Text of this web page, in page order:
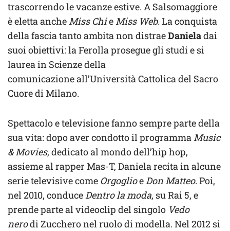
trascorrendo le vacanze estive. A Salsomaggiore
è eletta anche Miss Chie Miss Web.La conquista
della fascia tanto ambita non distraeDanieladai
suoi obiettivi: la Ferolla prosegue gli studi e si
laurea in Scienze della
comunicazione all’Università Cattolica del Sacro
Cuore di Milano.
Spettacolo e televisione fanno sempre parte della
sua vita: dopo aver condotto il programma Music
& Movies, dedicato al mondo dell’hip hop,
assieme al rapper Mas-T, Daniela recita in alcune
serie televisive come OrgoglioeDon Matteo. Poi,
nel 2010, conduceDentro la moda, su Rai 5, e
prende parte al videoclip del singolo Vedo
nerodi Zucchero nel ruolo di modella. Nel 2012 si